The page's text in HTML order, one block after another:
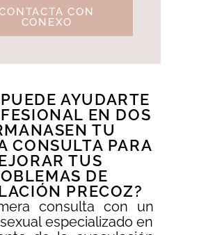
CON
CONEXO
AYUDARTE
EN DOS
TU
CONSULTA PARA
TUS
DE
PRECOZ?
consulta con un
especializado en